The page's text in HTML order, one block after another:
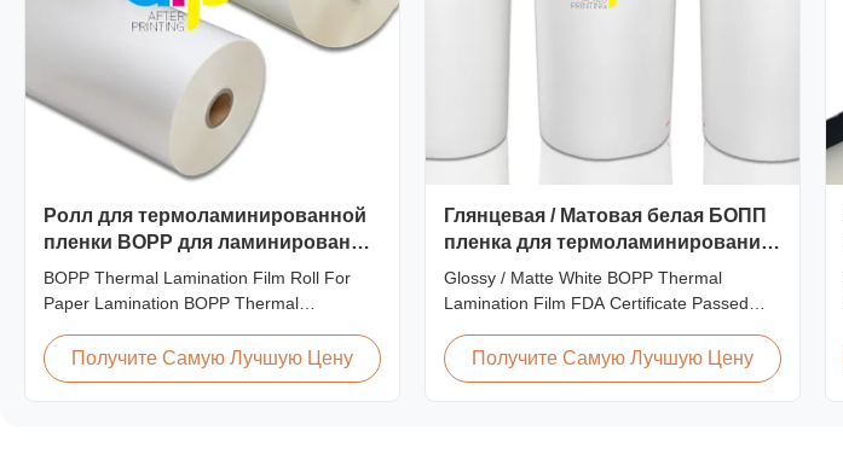
Ролл для термоламинированной
пленки BOPP для ламинирования
бумаги
BOPP Thermal Lamination Film Roll For
Paper Lamination BOPP Thermal
of printing, especially offset printing. It is
composited of BOPP + EVA. BOPP,
Получите Самую Лучшую Цену
Глянцевая / Матовая белая БОПП
пленка для термоламинирования,
сертифицирована FDA
Glossy / Matte White BOPP Thermal
Lamination Film FDA Certificate Passed
Laminating Film BOPP Thermal Lamination
Film is a plastic thin film designed for paper
Получите Самую Лучшую Цену